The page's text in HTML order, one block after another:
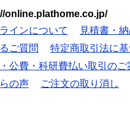
online.plathome.co.jp/
インについて
見積書・
ご質問
特定商取引法に
公費・科研費払い取引のご
の声 ご注文の取り消し